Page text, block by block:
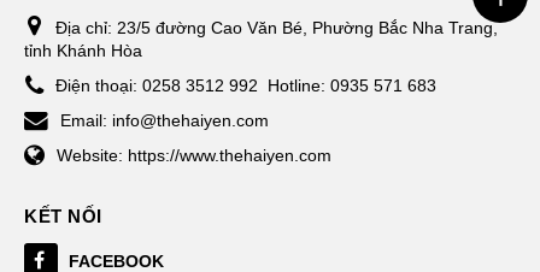
Địa chỉ: 23/5 đường Cao Văn Bé, Phường Bắc Nha Trang,
tỉnh Khánh Hòa
Điện thoại: 0258 3512 992
Hotline: 0935 571 683
Email: info@thehaiyen.com
Website: https://www.thehaiyen.com
KẾT NỐI
FACEBOOK